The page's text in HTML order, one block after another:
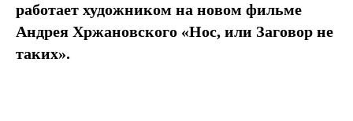
работает художником на новом фильме
Андрея Хржановского «Нос, или Заговор не
таких».